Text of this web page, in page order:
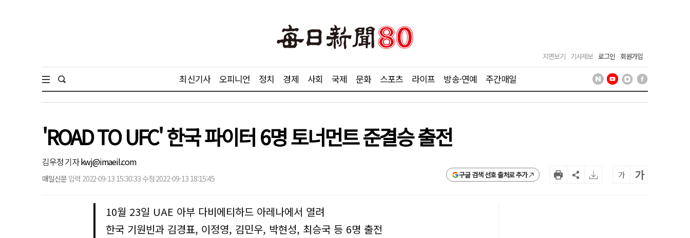
지면보기 기사제보 로그인 회원가입
최신기사 오피니언 정치 경제 사회 국제 문화 스포츠 라이프 방송·연예 주간매일
'ROAD TO UFC' 한국 파이터 6명 토너먼트 준결승 출전
김우정 기자kwj@imaeil.com
매일신문 입력 2022-09-13 15:30:33 수정 2022-09-13 18:15:45 구글 검색 선호 출처로 추가 가 가
10월 23일 UAE 아부 다비에티하드 아레나에서 열려
한국 기원빈과 김경표, 이정영, 김민우, 박현성, 최승국 등 6명 출전